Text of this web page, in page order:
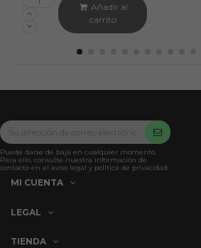
Añadir al
carrito
Puede darse de baja en cualquier momento.
Para ello, consulte nuestra información de
contacto en el aviso legal y política de privacidad.
MI CUENTA
LEGAL
TIENDA